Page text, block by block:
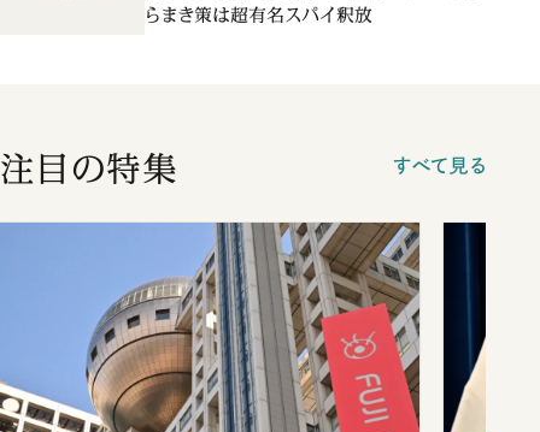
らまき策は超有名スパイ釈放
注目の特集 すべて見る